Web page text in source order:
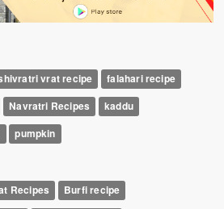
vrat recipe
falahari recipe
Navratri Recipes
kaddu
pumpkin
Recipes
Burfi recipe